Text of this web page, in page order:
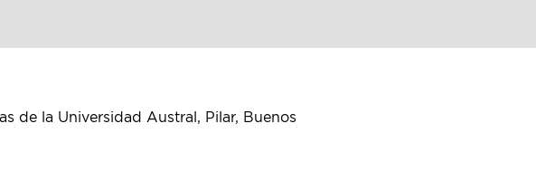
de la Universidad Austral, Pilar, Buenos